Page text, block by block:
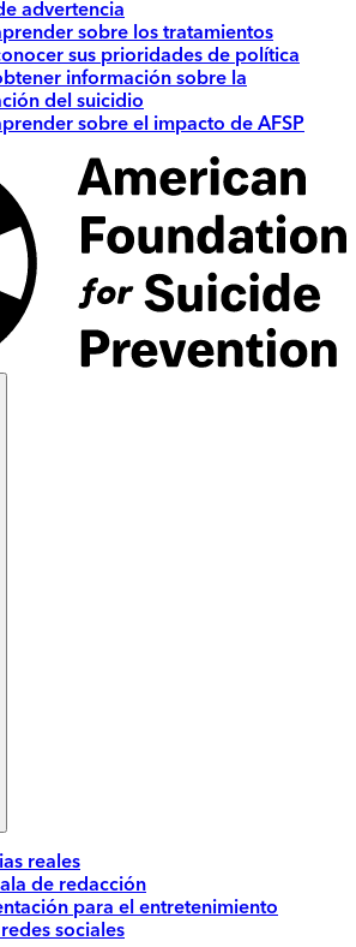
advertencia
sobre los tratamientos
sus prioridades de política
información sobre la
del suicidio
sobre el impacto de AFSP
reales
de redacción
para el entretenimiento
sociales